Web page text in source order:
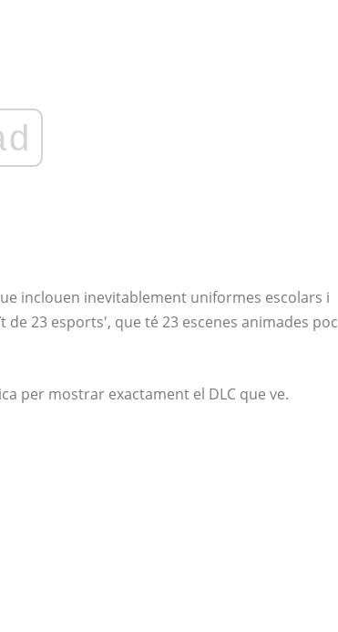
inclouen inevitablement uniformes escolars i
23 esports', que té 23 escenes animades poc
per mostrar exactament el DLC que ve.